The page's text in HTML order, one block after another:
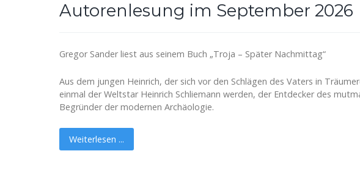
Autorenlesung im September 2026
Gregor Sander liest aus seinem Buch „Troja – Später Nachmittag“
Aus dem jungen Heinrich, der sich vor den Schlägen des Vaters in
einmal der Weltstar Heinrich Schliemann werden, der Entdecker des
Begründer der modernen Archäologie.
Weiterlesen ...